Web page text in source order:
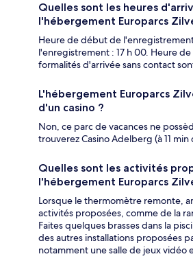
Quelles sont les heures
l'hébergement Europarcs
Heure de début de
l'enregistrement : 17 h 00. Heure
formalités d'arrivée sans contact
L'hébergement Europarcs
d'un casino ?
Non, ce parc de vacances ne
trouverez Casino Adelberg (à 11
Quelles sont les activités
l'hébergement Europarcs
Lorsque le thermomètre remonte,
activités proposées, comme de la
Faites quelques brasses dans la
des autres installations proposées
notamment une salle de jeux